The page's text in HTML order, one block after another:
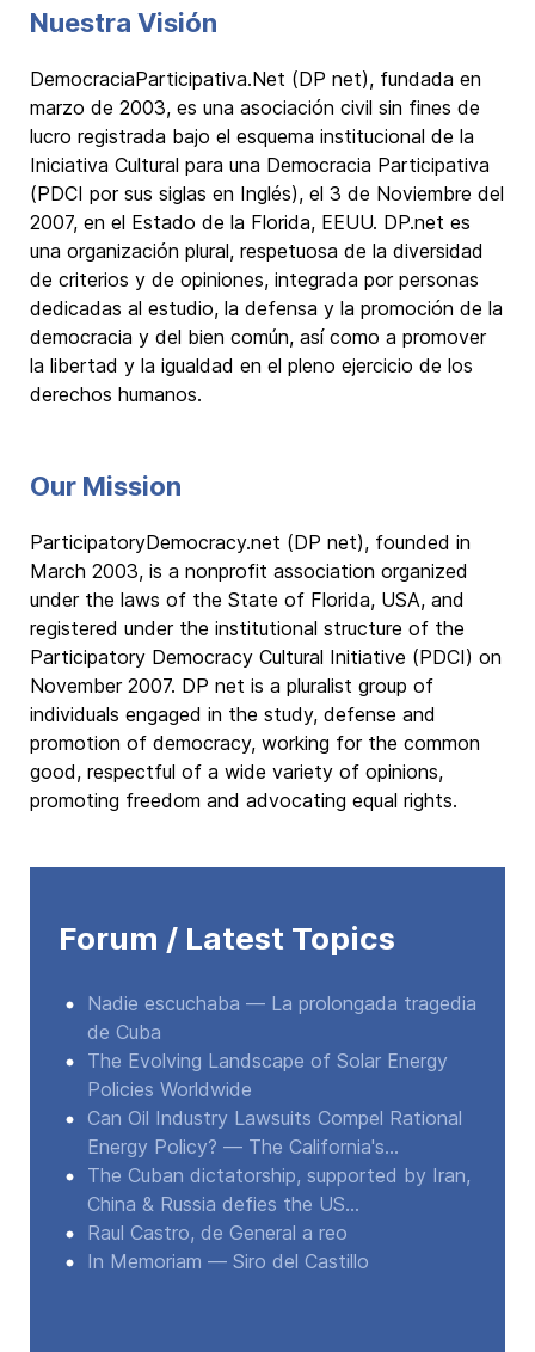
Nuestra Visión
DemocraciaParticipativa.Net (DP net), fundada en
marzo de 2003, es una asociación civil sin fines de
lucro registrada bajo el esquema institucional de la
Iniciativa Cultural para una Democracia Participativa
(PDCI por sus siglas en Inglés), el 3 de Noviembre del
2007, en el Estado de la Florida, EEUU. DP.net es
una organización plural, respetuosa de la diversidad
de criterios y de opiniones, integrada por personas
dedicadas al estudio, la defensa y la promoción de la
democracia y del bien común, así como a promover
la libertad y la igualdad en el pleno ejercicio de los
derechos humanos.
Our Mission
ParticipatoryDemocracy.net (DP net), founded in
March 2003, is a nonprofit association organized
under the laws of the State of Florida, USA, and
registered under the institutional structure of the
Participatory Democracy Cultural Initiative (PDCI) on
November 2007. DP net is a pluralist group of
individuals engaged in the study, defense and
promotion of democracy, working for the common
good, respectful of a wide variety of opinions,
promoting freedom and advocating equal rights.
Forum / Latest Topics
Nadie escuchaba — La prolongada tragedia
de Cuba
The Evolving Landscape of Solar Energy
Policies Worldwide
Can Oil Industry Lawsuits Compel Rational
Energy Policy? — The California's...
The Cuban dictatorship, supported by Iran,
China & Russia defies the US...
Raul Castro, de General a reo
In Memoriam — Siro del Castillo